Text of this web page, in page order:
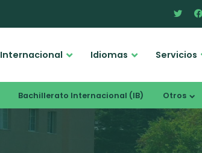
Internacional Idiomas Servicios
Bachillerato Internacional (IB) Otros